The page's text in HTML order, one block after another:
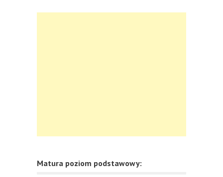
Matura poziom podstawowy: